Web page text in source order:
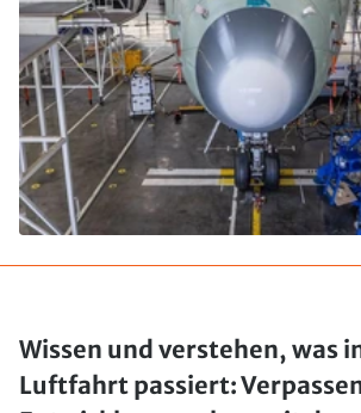
Wissen und verstehen, was
Luftfahrt passiert: